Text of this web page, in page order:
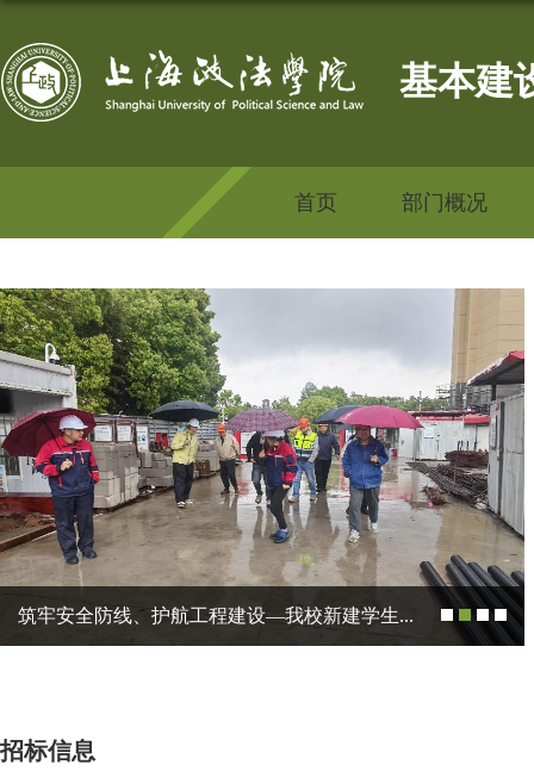
基本建
首页 部门概况
筑牢安全防线、护航工程建设—我校新建学生...
招标信息